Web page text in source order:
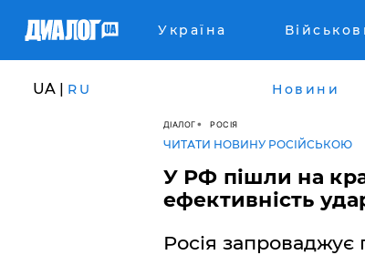
Україна
UA | RU Новини
ДІАЛОГ РОСІЯ
ЧИТАТИ НОВИНУ РОСІЙСЬКОЮ
​У РФ пішли на
ефективність
Росія запроваджує